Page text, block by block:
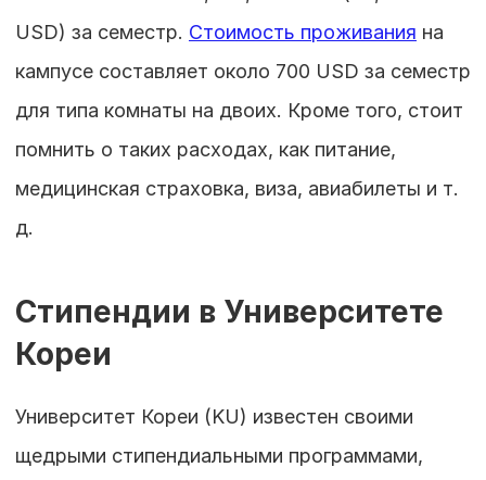
USD) за семестр. Стоимость проживания на
кампусе составляет около 700 USD за семестр
для типа комнаты на двоих. Кроме того, стоит
помнить о таких расходах, как питание,
медицинская страховка, виза, авиабилеты и т.
д.
Стипендии в Университете
Кореи
Университет Кореи (KU) известен своими
щедрыми стипендиальными программами,